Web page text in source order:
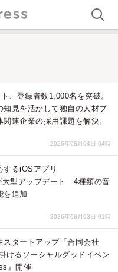
、登録者数1,000名を突破。
知見を活かして独自の人材プ
連企業の採用課題を解決。
2026年08月04日 04時
するiOSアプリ
大型アップデート 4種類の音
を追加
2026年08月03日 01時
スタートアップ「合同会社
けるソーシャルグッドイベン
』開催